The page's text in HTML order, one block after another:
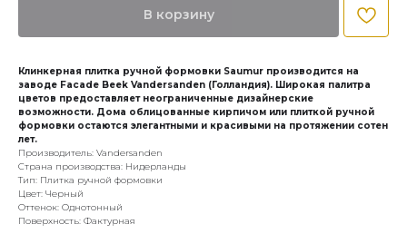
В корзину
Клинкерная плитка ручной формовки Saumur производится на
заводе Facade Beek Vandersanden (Голландия). Широкая палитра
цветов предоставляет неограниченные дизайнерские
возможности. Дома облицованные кирпичом или плиткой ручной
формовки остаются элегантными и красивыми на протяжении сотен
лет.
Производитель: Vandersanden
Страна производства: Нидерланды
Тип: Плитка ручной формовки
Цвет: Черный
Оттенок: Однотонный
Поверхность: Фактурная